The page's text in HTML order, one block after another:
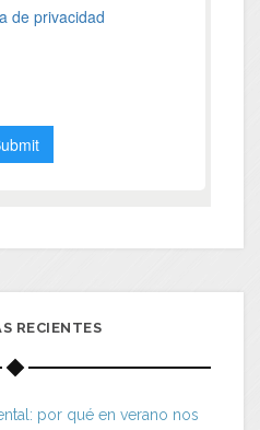
RECIENTES
por qué en verano nos